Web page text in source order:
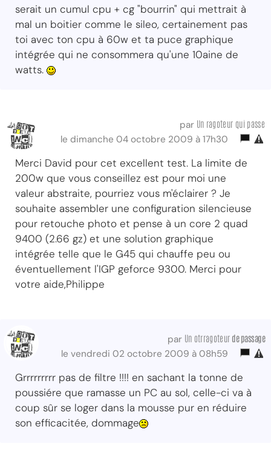
serait un cumul cpu + cg "bourrin" qui mettrait à
mal un boitier comme le sileo, certainement pas
toi avec ton cpu à 60w et ta puce graphique
intégrée qui ne consommera qu'une 10aine de
watts.
par Un ragoteur qui passe
le dimanche 04 octobre 2009 à 17h30
Merci David pour cet excellent test. La limite de
200w que vous conseillez est pour moi une
valeur abstraite, pourriez vous m'éclairer ? Je
souhaite assembler une configuration silencieuse
pour retouche photo et pense à un core 2 quad
9400 (2.66 gz) et une solution graphique
intégrée telle que le G45 qui chauffe peu ou
éventuellement l'IGP geforce 9300. Merci pour
votre aide,Philippe
par Un otrragoteur de passage
le vendredi 02 octobre 2009 à 08h59
Grrrrrrrrr pas de filtre !!!! en sachant la tonne de
poussiére que ramasse un PC au sol, celle-ci va à
coup sûr se loger dans la mousse pur en réduire
son efficacitée, dommage